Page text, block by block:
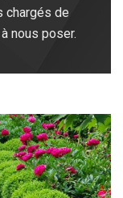
chargés de
nous poser.